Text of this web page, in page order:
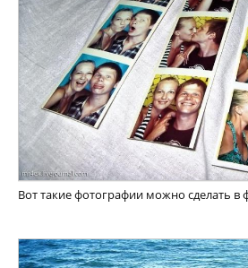
Вот такие фотографии можно сделать в